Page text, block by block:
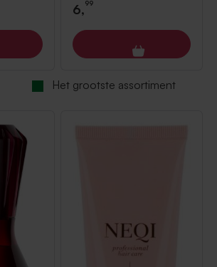
6,99
Het grootste assortiment